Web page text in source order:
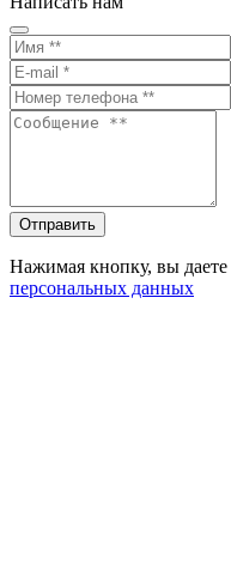
Отправить
Нажимая кнопку, вы даете
персональных данных